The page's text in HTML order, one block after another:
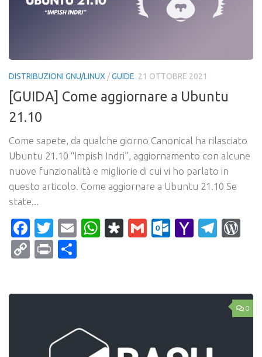
DISTRIBUZIONI GNU/LINUX /GUIDE 21 OTTOBRE 2021
[GUIDA] Come aggiornare a Ubuntu
21.10
Come sapete, da qualche giorno Canonical ha rilasciato
Ubuntu 21.10 “Impish Indri”, aggiornamento con alcune
nuove funzionalità e migliorie di cui vi ho parlato in
questo articolo. Come aggiornare a Ubuntu 21.10 Se
state...
Facebook
Twitter
EmailWhatsApp
Diaspora
Gmail Yahoo
CopyPrint
0